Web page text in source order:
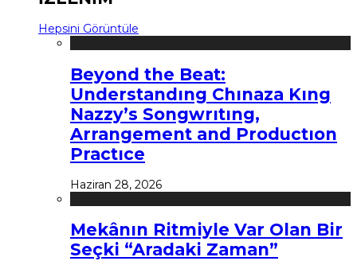
Hepsini Görüntüle
Beyond the Beat:
Understandıng Chınaza Kıng
Nazzy’s Songwrıtıng,
Arrangement and Productıon
Practıce
Haziran 28, 2026
Mekânın Ritmiyle Var Olan Bir
Seçki “Aradaki Zaman”